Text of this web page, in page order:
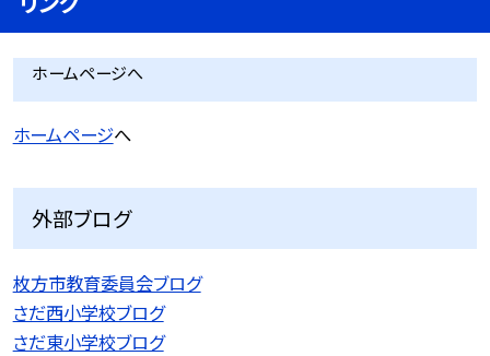
ホームページへ
ホームページへ
外部ブログ
枚方市教育委員会ブログ
さだ西小学校ブログ
さだ東小学校ブログ